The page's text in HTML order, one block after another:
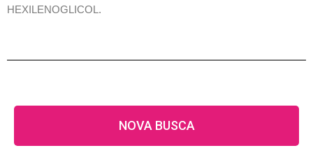
HEXILENOGLICOL.
NOVA BUSCA